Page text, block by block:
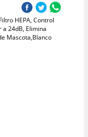
HEPA, Control
a 24dB, Elimina
Mascota,Blanco